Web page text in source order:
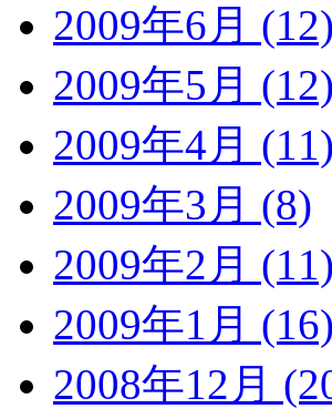
2009年6月 (12)
2009年5月 (12)
2009年4月 (11)
2009年3月 (8)
2009年2月 (11)
2009年1月 (16)
2008年12月